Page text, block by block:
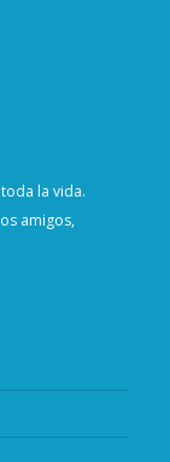
la vida.
amigos,